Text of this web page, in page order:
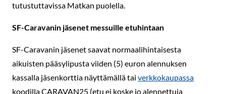
tutustuttavissa Matkan puolella.
SF-Caravanin jäsenet messuille etuhintaan
SF-Caravanin jäsenet saavat normaalihintaisesta
aikuisten pääsylipusta viiden (5) euron alennuksen
kassalla jäsenkorttia näyttämällä tai verkkokaupassa
koodilla CARAVAN25 (etu ei koske jo alennettuja